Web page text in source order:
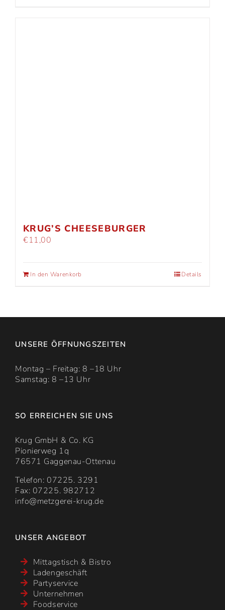
KRUG’S CHEESEBURGER
€11,00
In den Warenkorb Details
UNSERE ÖFFNUNGSZEITEN
Montag – Freitag: 8 –18 Uhr
Samstag: 8 –13 Uhr
SO ERREICHEN SIE UNS
Krug GmbH & Co. KG
Pionierweg 1q
76571 Gaggenau-Ottenau
Telefon: 07225. 3291
Fax: 07225. 982712
info@metzgerei-krug.de
UNSER ANGEBOT
Mittagstisch & Bistro
Ladengeschäft
Partyservice
Unternehmen
Foodservice